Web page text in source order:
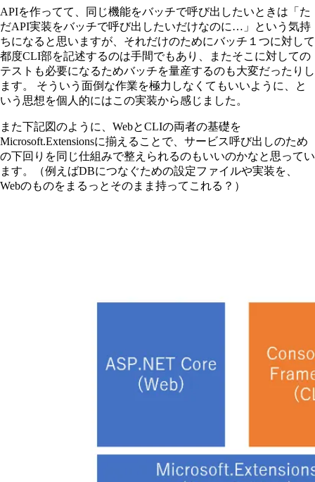
APIを作ってて、同じ機能をバッチで呼び出したいときは「た
だAPI実装をバッチで呼び出したいだけなのに…」という気持
ちになると思いますが、それだけのためにバッチ１つに対して
都度CLI部を記述するのは手間でもあり、またそこに対しての
テストも必要になるためバッチを量産するのも大変だったりし
ます。 そういう面倒な作業を極力しなくてもいいように、と
いう思想を個人的にはこの実装から感じました。
また下記図のように、WebとCLIの両者の基礎を
Microsoft.Extensionsに揃えることで、サービス呼び出しのため
の下回りを同じ仕組みで整えられるのもいいのかなと思ってい
ます。（例えばDBにつなぐための設定ファイルや実装を、
Webのものをまるっとそのまま持ってこれる？）